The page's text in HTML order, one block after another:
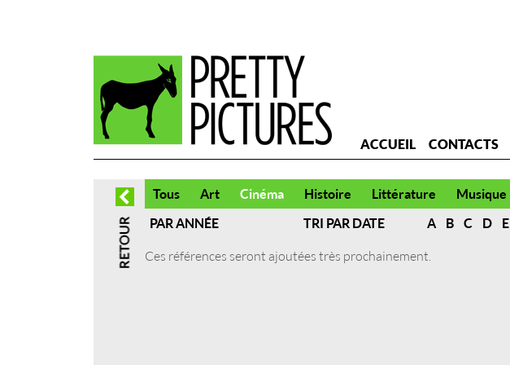
ACCUEIL CONTACTS
Tous Art Cinéma Histoire Littérature Musique
PAR ANNÉE
TRI PAR DATE A B C D E
Ces références seront ajoutées très prochainement.